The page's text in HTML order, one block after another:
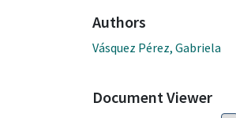
Authors
Vásquez Pérez, Gabriela
Document Viewer